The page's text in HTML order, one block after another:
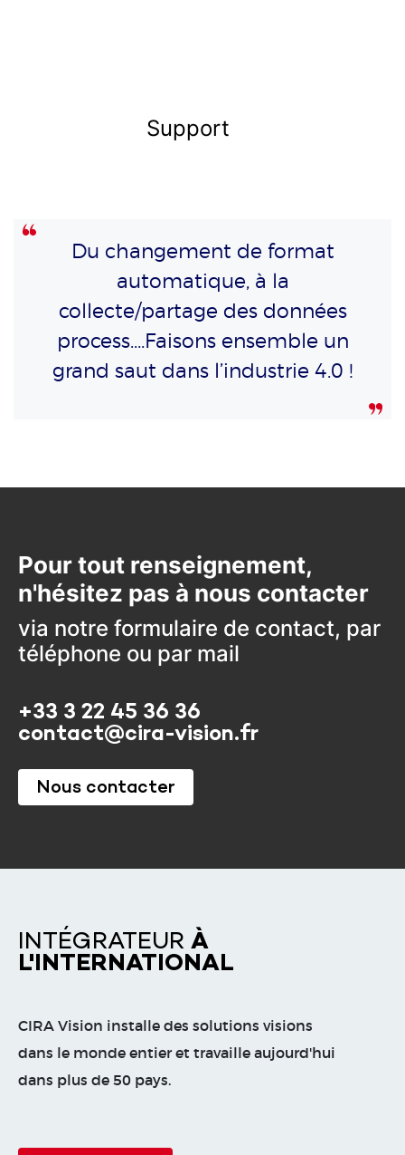
Support
Du changement de format
automatique, à la
collecte/partage des données
process….Faisons ensemble un
grand saut dans l’industrie 4.0 !
Pour tout renseignement,
n'hésitez pas à nous contacter
via notre formulaire de contact, par
téléphone ou par mail
Nous contacter
+33 3 22 45 36 36
contact@cira-vision.fr
INTÉGRATEUR À
L'INTERNATIONAL
CIRA Vision installe des solutions visions
dans le monde entier et travaille aujourd'hui
dans plus de 50 pays.